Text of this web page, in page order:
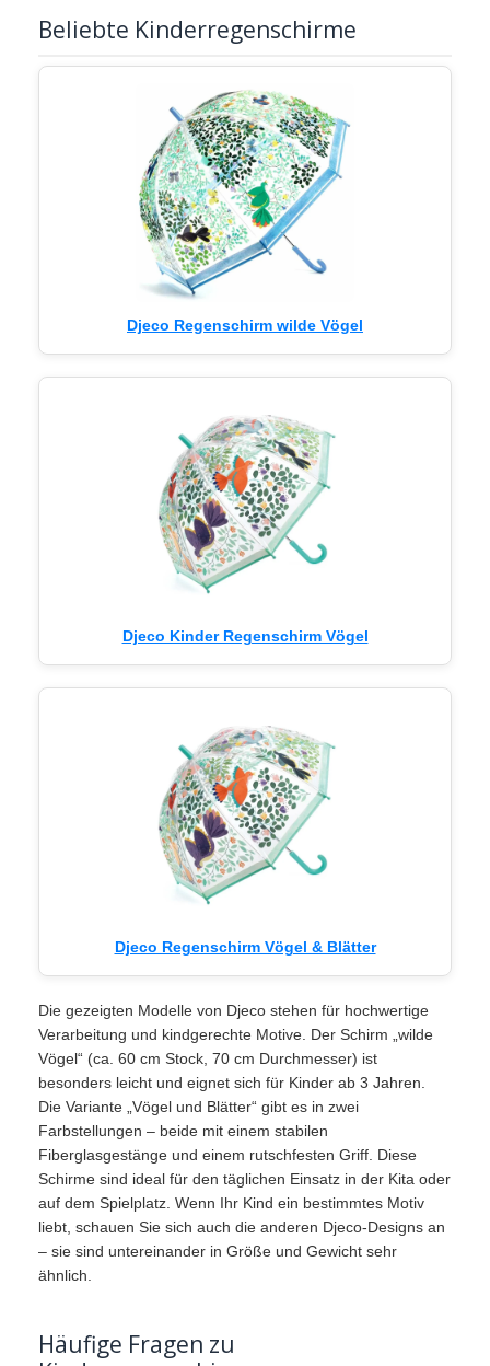
Beliebte Kinderregenschirme
Djeco Regenschirm wilde Vögel
Djeco Kinder Regenschirm Vögel
Djeco Regenschirm Vögel & Blätter
Die gezeigten Modelle von Djeco stehen für hochwertige
Verarbeitung und kindgerechte Motive. Der Schirm „wilde
Vögel“ (ca. 60 cm Stock, 70 cm Durchmesser) ist
besonders leicht und eignet sich für Kinder ab 3 Jahren.
Die Variante „Vögel und Blätter“ gibt es in zwei
Farbstellungen – beide mit einem stabilen
Fiberglasgestänge und einem rutschfesten Griff. Diese
Schirme sind ideal für den täglichen Einsatz in der Kita oder
auf dem Spielplatz. Wenn Ihr Kind ein bestimmtes Motiv
liebt, schauen Sie sich auch die anderen Djeco-Designs an
– sie sind untereinander in Größe und Gewicht sehr
ähnlich.
Häufige Fragen zu